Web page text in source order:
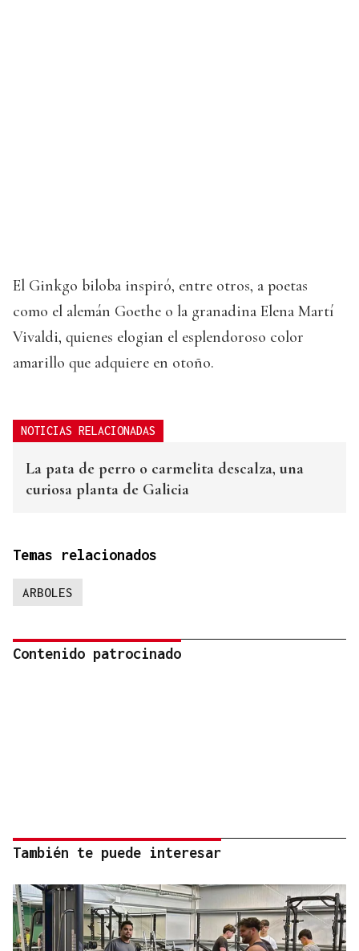
El Ginkgo biloba inspiró, entre otros, a poetas
como el alemán Goethe o la granadina Elena Martí
Vivaldi, quienes elogian el esplendoroso color
amarillo que adquiere en otoño.
NOTICIAS RELACIONADAS
La pata de perro o carmelita descalza, una
curiosa planta de Galicia
Temas relacionados
ARBOLES
Contenido patrocinado
También te puede interesar